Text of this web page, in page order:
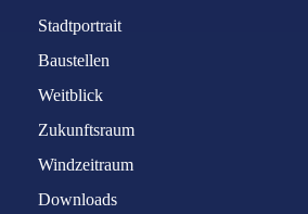
Stadtportrait
Baustellen
Weitblick
Zukunftsraum
Windzeitraum
Downloads